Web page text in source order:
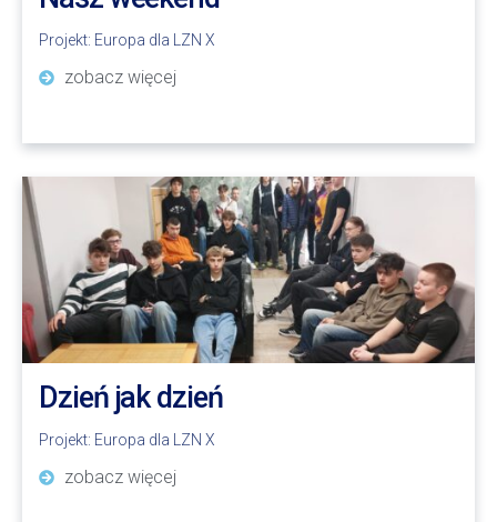
Projekt: Europa dla LZN X
zobacz więcej
Dzień jak dzień
Projekt: Europa dla LZN X
zobacz więcej